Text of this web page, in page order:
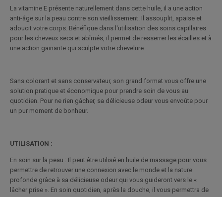
La vitamine E présente naturellement dans cette huile, il a une action
anti-âge sur la peau contre son vieillissement. Il assouplit, apaise et
adoucit votre corps. Bénéfique dans l'utilisation des soins capillaires
pour les cheveux secs et abîmés, il permet de resserrer les écailles et à
une action gainante qui sculpte votre chevelure.
Sans colorant et sans conservateur, son grand format vous offre une
solution pratique et économique pour prendre soin de vous au
quotidien. Pour ne rien gâcher, sa délicieuse odeur vous envoûte pour
un pur moment de bonheur.
UTILISATION :
En soin sur la peau : Il peut être utilisé en huile de massage pour vous
permettre de retrouver une connexion avec le monde et la nature
profonde grâce à sa délicieuse odeur qui vous guideront vers le «
lâcher prise ». En soin quotidien, après la douche, il vous permettra de